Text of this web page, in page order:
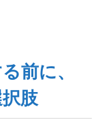
前に、
肢